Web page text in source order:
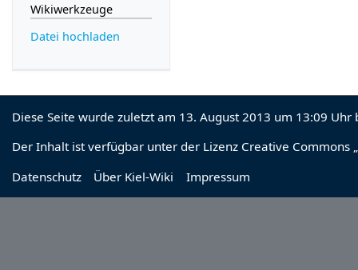
Wikiwerkzeuge
Datei hochladen
Diese Seite wurde zuletzt am 13. August 2013 um 13:09 Uhr
Der Inhalt ist verfügbar unter der Lizenz Creative Commons
Datenschutz
Über Kiel-Wiki Impressum